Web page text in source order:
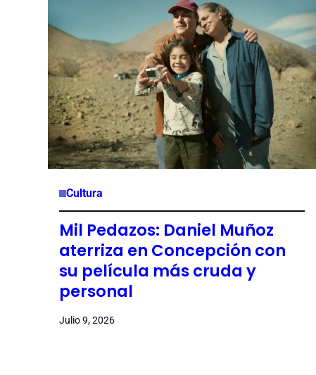
Cultura
Mil Pedazos: Daniel Muñoz
aterriza en Concepción con
su película más cruda y
personal
Julio 9, 2026